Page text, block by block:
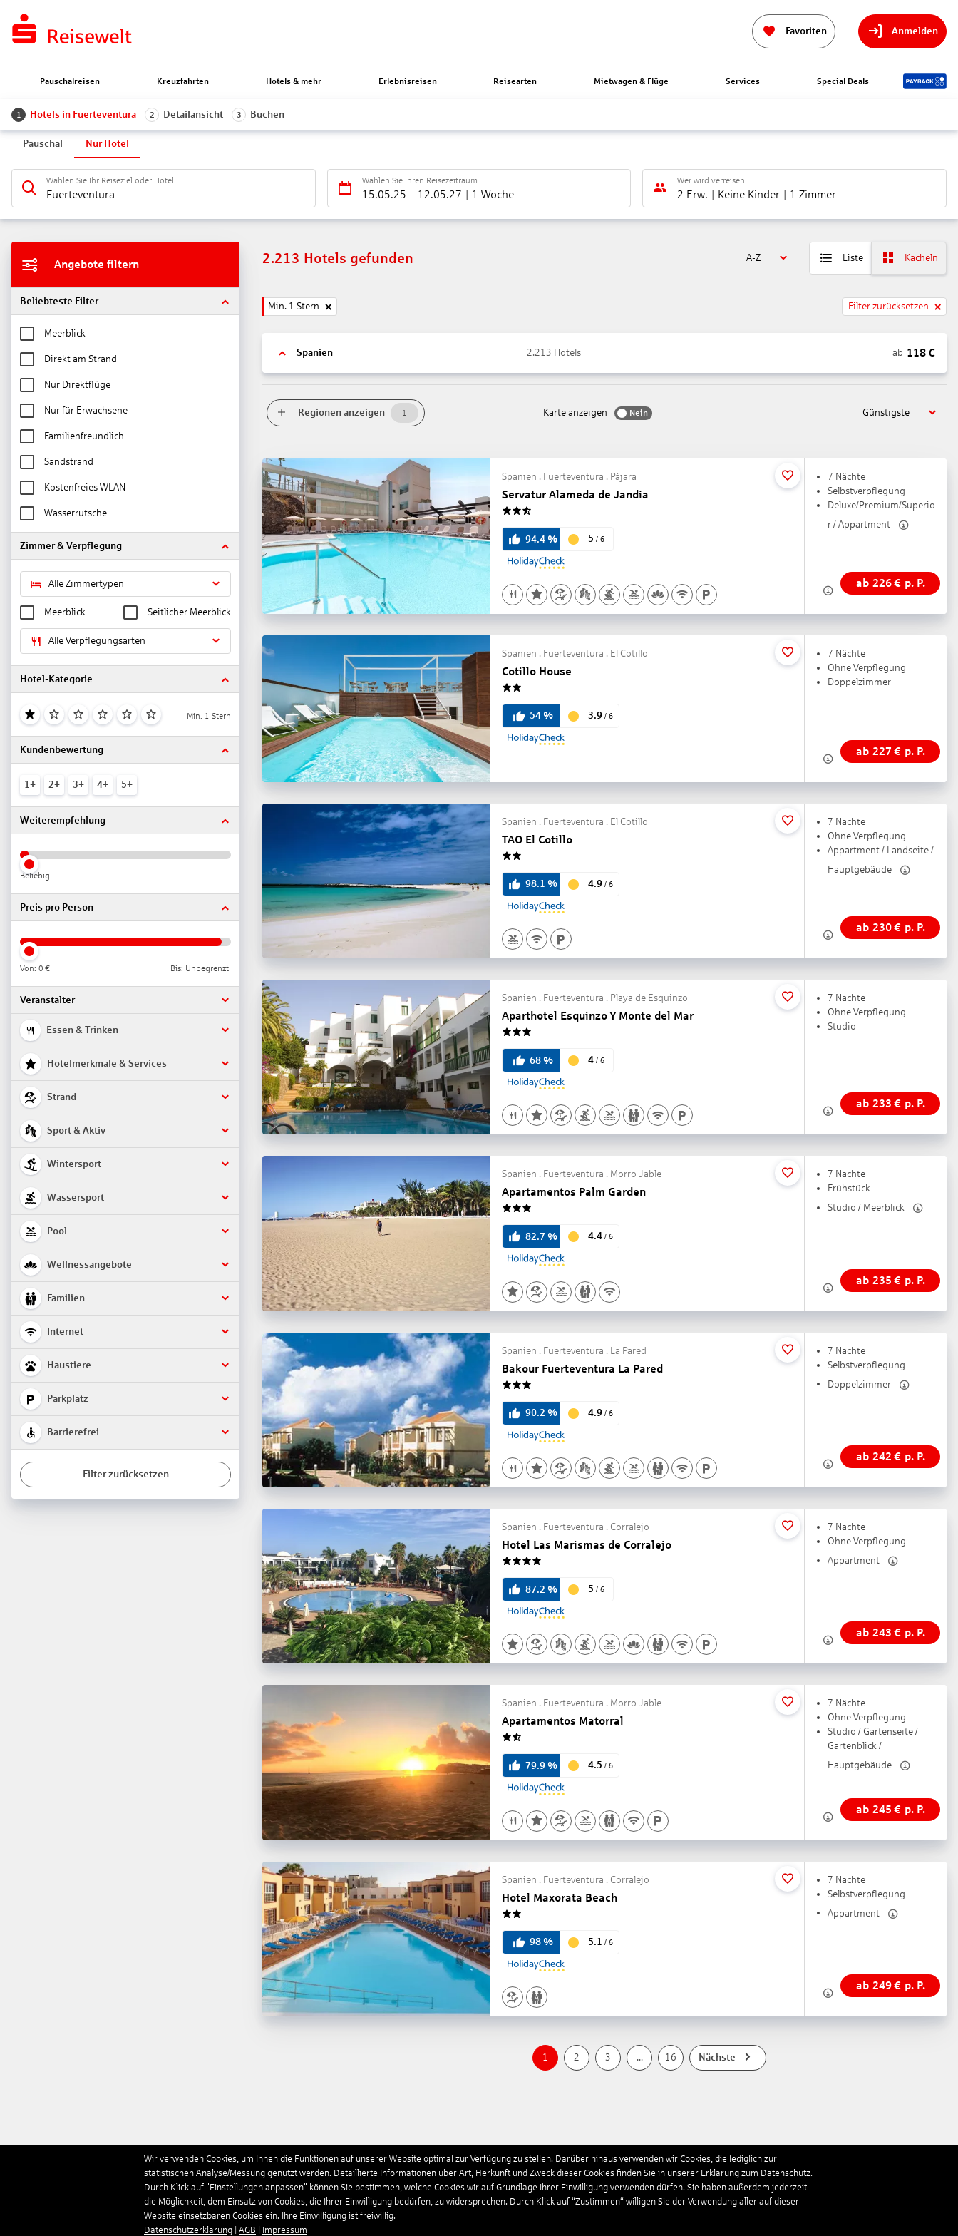
Favoriten Anmelden
Pauschalreisen Kreuzfahrten Hotels & mehr Erlebnisreisen Reisearten Mietwagen & Flüge Services Special Deals
1 Hotels in Fuerteventura 2 Detailansicht 3 Buchen
Pauschal Nur Hotel
Wählen Sie Ihr Reiseziel oder Hotel
Fuerteventura
Wählen Sie Ihren Reisezeitraum
15.05.25 – 12.05.27 1 Woche
Wer wird verreisen
2 Erw. Keine Kinder 1 Zimmer
Angebote filtern
Beliebteste Filter
Meerblick
Direkt am Strand
Nur Direktflüge
Nur für Erwachsene
Familienfreundlich
Sandstrand
Kostenfreies WLAN
Wasserrutsche
Zimmer & Verpflegung
Alle Zimmertypen
Meerblick Seitlicher Meerblick
Alle Verpflegungsarten
Hotel-Kategorie
Min. 1 Stern
Kundenbewertung
1+ 2+ 3+ 4+ 5+
Weiterempfehlung
Beliebig
Preis pro Person
Von: 0 € Bis: Unbegrenzt
Veranstalter
Essen & Trinken
Hotelmerkmale & Services
Strand
Sport & Aktiv
Wintersport
Wassersport
Pool
Wellnessangebote
Familien
Internet
Haustiere
Parkplatz
Barrierefrei
Filter zurücksetzen
2.213 Hotels gefunden A-Z Liste Kacheln
Min. 1 Stern Filter zurücksetzen
Spanien 2.213 Hotels ab 118€
1
Regionen anzeigen Karte anzeigen Nein Günstigste
Spanien . Fuerteventura . Pájara
Servatur Alameda de Jandía
94.4% 5 / 6
7 Nächte
Selbstverpflegung
Deluxe/Premium/Superio
r / Appartment
ab 226€ p. P.
Spanien . Fuerteventura . El Cotillo
Cotillo House
54% 3.9 / 6
7 Nächte
Ohne Verpflegung
Doppelzimmer
ab 227 € p. P.
Spanien . Fuerteventura . El Cotillo
TAO El Cotillo
98.1 % 4.9 / 6
7 Nächte
Ohne Verpflegung
Appartment / Landseite /
Hauptgebäude
ab 230€ p. P.
Spanien . Fuerteventura . Playa de Esquinzo
Aparthotel Esquinzo Y Monte del Mar
68% 4 / 6
7 Nächte
Ohne Verpflegung
Studio
ab 233 € p. P.
Spanien . Fuerteventura . Morro Jable
Apartamentos Palm Garden
82.7 % 4.4 / 6
7 Nächte
Frühstück
Studio / Meerblick
ab 235 € p. P.
Spanien . Fuerteventura . La Pared
Bakour Fuerteventura La Pared
90.2 % 4.9 / 6
7 Nächte
Selbstverpflegung
Doppelzimmer
ab 242 € p. P.
Spanien . Fuerteventura . Corralejo
Hotel Las Marismas de Corralejo
87.2 % 5 / 6
7 Nächte
Ohne Verpflegung
Appartment
ab 243 € p. P.
Spanien . Fuerteventura . Morro Jable
Apartamentos Matorral
79.9% 4.5 / 6
7 Nächte
Ohne Verpflegung
Studio / Gartenseite /
Gartenblick /
Hauptgebäude
ab 245 € p. P.
Spanien . Fuerteventura . Corralejo
Hotel Maxorata Beach
98% 5.1 / 6
7 Nächte
Selbstverpflegung
Appartment
ab 249€ p. P.
1 2 3 ... 16 Nächste
Wir verwenden Cookies, um Ihnen die Funktionen auf unserer Website optimal zur Verfügung zu stellen. Darüber hinaus verwenden wir Cookies, die lediglich zur
statistischen Analyse/Messung genutzt werden. Detaillierte Informationen über Art, Herkunft und Zweck dieser Cookies finden Sie in unserer Erklärung zum Datenschutz.
Durch Klick auf "Einstellungen anpassen" können Sie bestimmen, welche Cookies wir auf Grundlage Ihrer Einwilligung verwenden dürfen. Sie haben außerdem jederzeit
die Möglichkeit, dem Einsatz von Cookies, die Ihrer Einwilligung bedürfen, zu widersprechen. Durch Klick auf “Zustimmen“ willigen Sie der Verwendung aller auf dieser
Website einsetzbaren Cookies ein. Ihre Einwilligung ist freiwillig.
Datenschutzerklärung
AGB Impressum